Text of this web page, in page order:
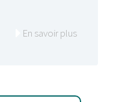
En savoir plus